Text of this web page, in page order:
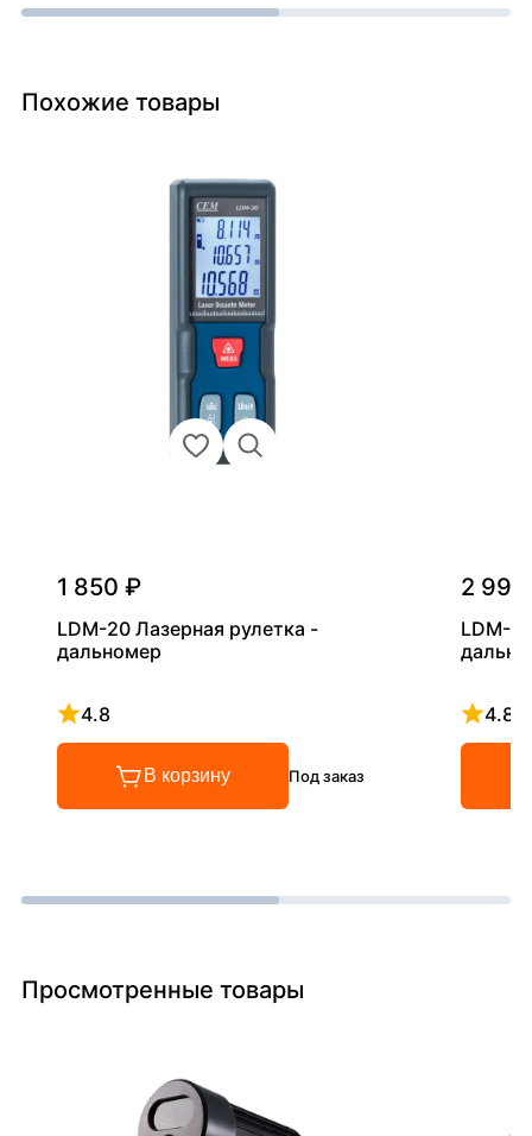
Похожие товары
1 850 ₽
LDM-20 Лазерная рулетка -
дальномер
4.8
Рейтинг 4.8 из 5
В корзину Под заказ
2
LDM-
4.8
Просмотренные товары